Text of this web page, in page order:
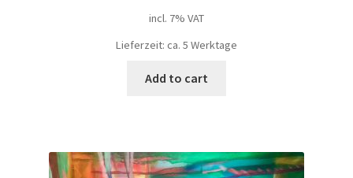
incl. 7% VAT
Lieferzeit: ca. 5 Werktage
Add to cart